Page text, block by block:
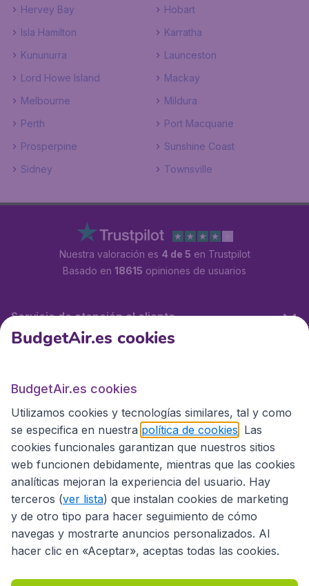
Hervey Bay
Hobart
Isla Hamilton
Karratha
Kununurra
Launceston
Lord Howe Island
Mackay
Melbourne
Mildura
Perth
Port Macquarie
Prosperpine
Sunshine Coast
Sidney
Townsville
Nuestra valoración es 4 de 5 en Trustpilot
Basado en 18615 opiniones de usuarios
Servicio de atención al cliente
Sitios internacionales
BudgetAir.es cookies
BudgetAir.es cookies
Utilizamos cookies y tecnologías similares, tal y como
se especifica en nuestra política de cookies . Las
cookies funcionales garantizan que nuestros sitios
web funcionen debidamente, mientras que las cookies
analíticas mejoran la experiencia del usuario. Hay
terceros (ver lista) que instalan cookies de marketing
y de otro tipo para hacer seguimiento de cómo
navegas y mostrarte anuncios personalizados. Al
hacer clic en «Aceptar», aceptas todas las cookies.